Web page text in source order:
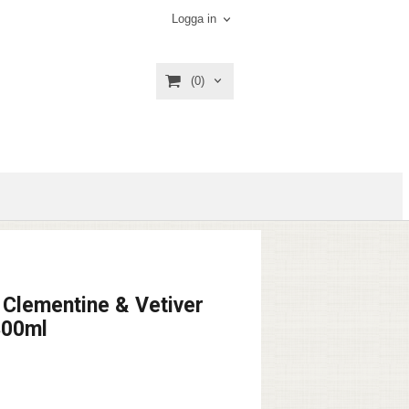
Logga in
(0)
& Vetiver